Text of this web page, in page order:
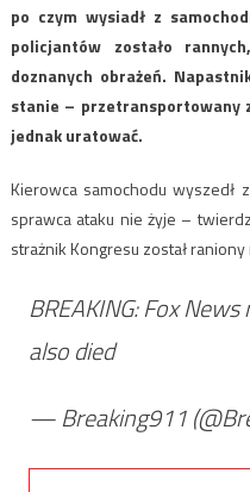
po czym wysiadł z
policjantów zostało
doznanych obrażeń.
stanie – przetransportowany
jednak uratować.
Kierowca samochodu wyszedł
sprawca ataku nie żyje –
strażnik Kongresu został raniony
BREAKING: Fox
also died
— Breaking911